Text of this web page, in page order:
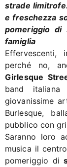
strade
e freschezza
pomeriggio di
famiglia
perché no,
Girlesque
band
giovanissime
Burlesque,
pubblico con
Saranno loro
musica il
pomeriggio di